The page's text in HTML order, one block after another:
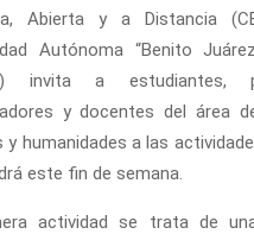
Abierta y a Distancia
Autónoma “Benito
invita a estudiantes,
y docentes del área
y humanidades a las
este fin de semana.
actividad se trata de